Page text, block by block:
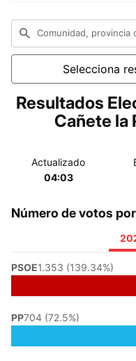
Comunidad, provincia
Selecciona
Resultados
Cañete la
Actualizado
04:03
Número de votos
PSOE1.353 (139.34%)
PP704 (72.5%)